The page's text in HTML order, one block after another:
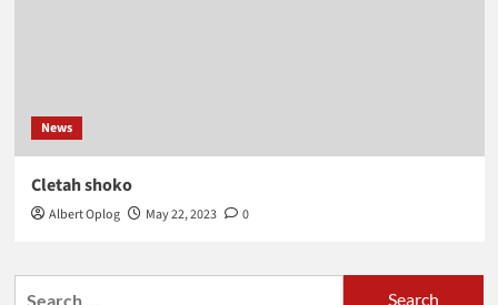
News
Cletah shoko
Albert Oplog May 22, 2023 0